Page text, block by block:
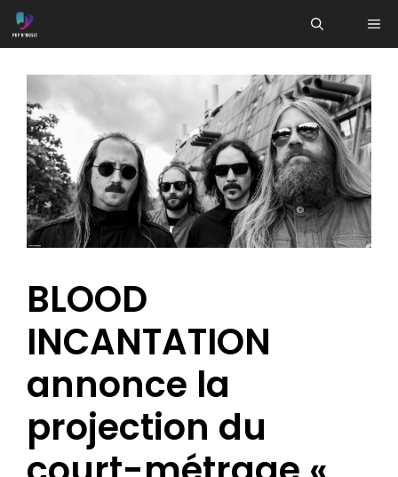
Aller
au
BLOOD
INCANTATION
annonce la
projection du